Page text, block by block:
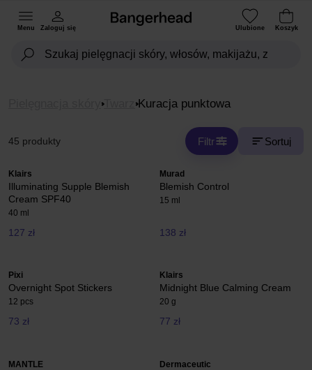
Menu Zaloguj się Ulubione Koszyk
Twarz Kuracja punktowa
45 produkty Filtr Sortuj
Klairs
Illuminating Supple Blemish
Cream SPF40
40 ml
127 zł
Murad
Blemish Control
15 ml
138 zł
Pixi
Overnight Spot Stickers
12 pcs
73 zł
Klairs
Midnight Blue Calming Cream
20 g
77 zł
MANTLE Dermaceutic